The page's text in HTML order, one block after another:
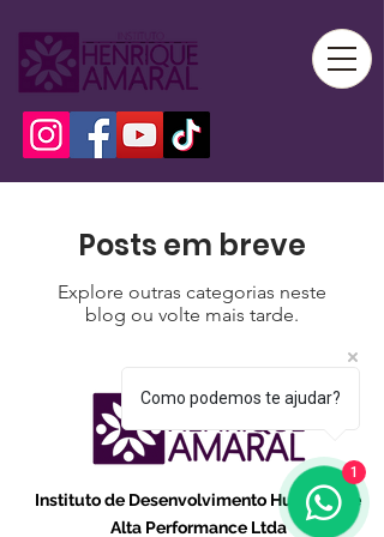
Posts em breve
Explore outras categorias neste
blog ou volte mais tarde.
Instituto de Desenvolvimento Humano de
Alta Performance Ltda
Como podemos te ajudar?
1